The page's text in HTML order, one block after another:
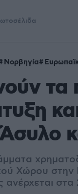
Νορβηγία
Χώρου στην
ανέρχεται